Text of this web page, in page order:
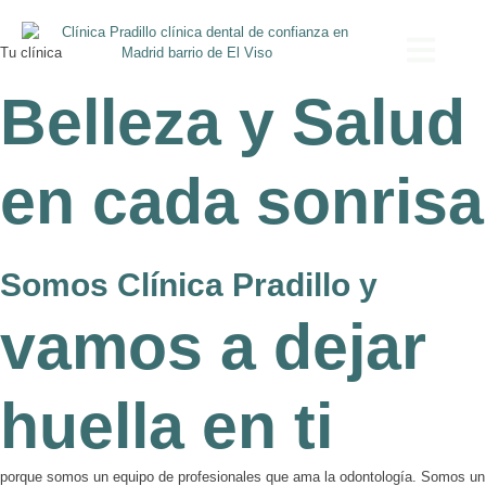
contenido
Tu clínica
Belleza y Salud
en cada sonrisa
Somos Clínica Pradillo y
vamos a dejar
huella en ti
porque somos un equipo de profesionales que ama la odontología. Somos un